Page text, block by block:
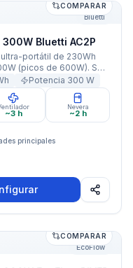
Bluetti AC2P
Bluetti
COMPARAR
Bluetti AC2P
portátil de 230Wh
(picos de 600W). Se
45 minutos. Perfecta
para mantener tus
cargados.
Potencia 300 W
~3 h
Nevera
~2 h
principales
EcoFlow RIVER 3
EcoFlow
COMPARAR